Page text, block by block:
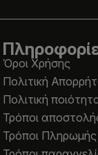
Όροι Χρήσης
Πολιτική
Πολιτική
Τρόποι
Τρόποι Πληρωμής